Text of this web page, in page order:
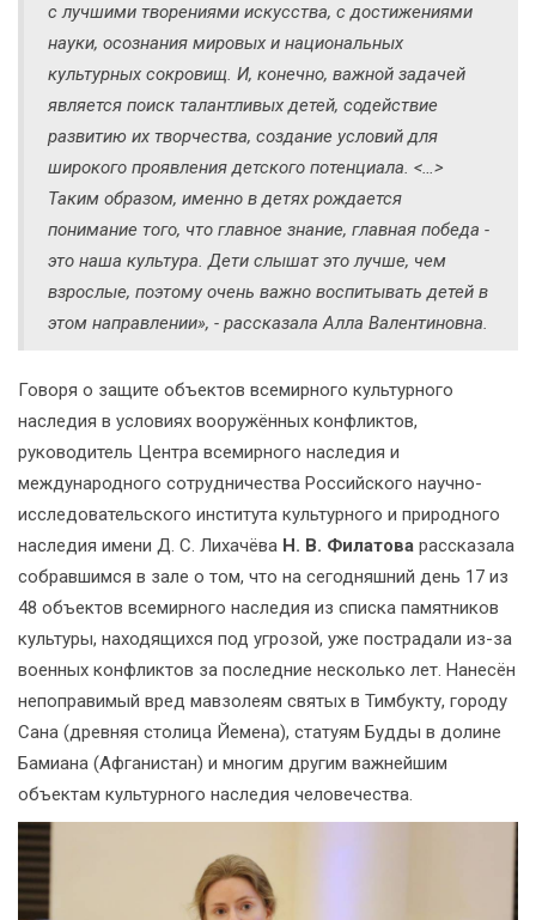
с лучшими творениями искусства, с достижениями
науки, осознания мировых и национальных
культурных сокровищ. И, конечно, важной задачей
является поиск талантливых детей, содействие
развитию их творчества, создание условий для
широкого проявления детского потенциала. <…>
Таким образом, именно в детях рождается
понимание того, что главное знание, главная победа -
это наша культура. Дети слышат это лучше, чем
взрослые, поэтому очень важно воспитывать детей в
этом направлении», - рассказала Алла Валентиновна.
Говоря о защите объектов всемирного культурного
наследия в условиях вооружённых конфликтов,
руководитель Центра всемирного наследия и
международного сотрудничества Российского научно-
исследовательского института культурного и природного
наследия имени Д. С. Лихачёва Н. В. Филатова рассказала
собравшимся в зале о том, что на сегодняшний день 17 из
48 объектов всемирного наследия из списка памятников
культуры, находящихся под угрозой, уже пострадали из-за
военных конфликтов за последние несколько лет. Нанесён
непоправимый вред мавзолеям святых в Тимбукту, городу
Сана (древняя столица Йемена), статуям Будды в долине
Бамиана (Афганистан) и многим другим важнейшим
объектам культурного наследия человечества.